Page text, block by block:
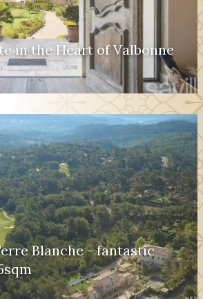
in the Heart of Valbonne
Blanche - fantastic